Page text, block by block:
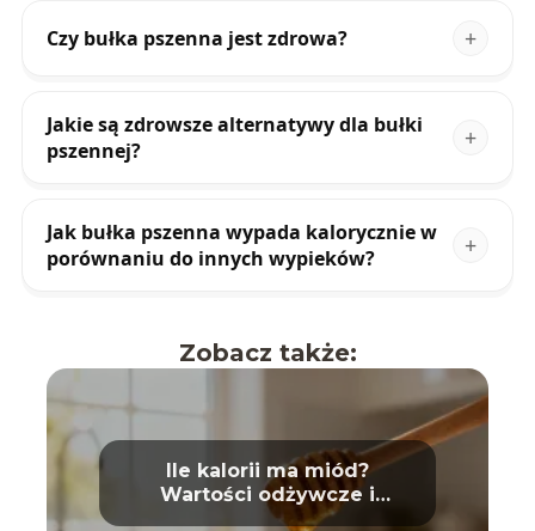
Czy bułka pszenna jest zdrowa?
Jakie są zdrowsze alternatywy dla bułki
pszennej?
Jak bułka pszenna wypada kalorycznie w
porównaniu do innych wypieków?
Zobacz także:
Ile kalorii ma miód?
Wartości odżywcze i
właściwości